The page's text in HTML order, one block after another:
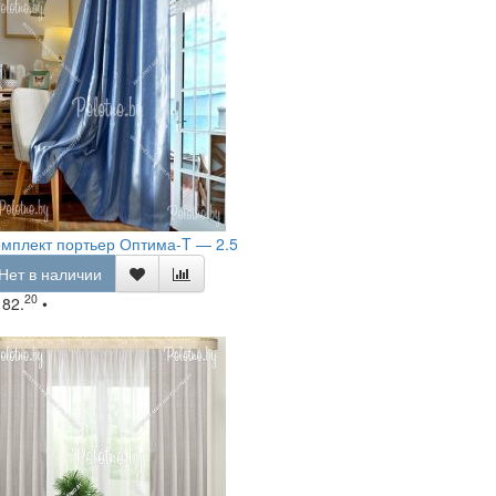
портьер Оптима-T — 2.5
в наличии
20 •